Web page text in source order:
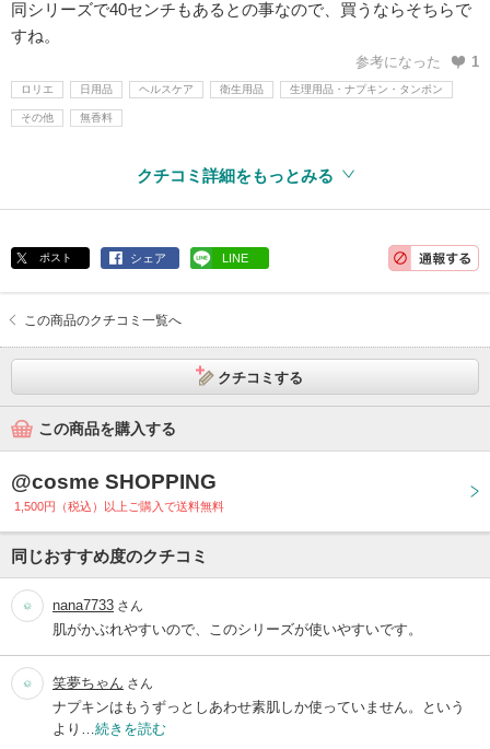
同シリーズで40センチもあるとの事なので、買うならそちらで
すね。
参考になった 1
ロリエ 日用品 ヘルスケア 衛生用品 生理用品・ナプキン・タンポン
その他 無香料
クチコミ詳細をもっとみる
ポスト シェア LINE
この商品のクチコミ一覧へ
クチコミする
この商品を購入する
@cosme SHOPPING
1,500円（税込）以上ご購入で送料無料
同じおすすめ度のクチコミ
nana7733 さん
肌がかぶれやすいので、このシリーズが使いやすいです。
笑夢ちゃん さん
ナプキンはもうずっとしあわせ素肌しか使っていません。という
より… 続きを読む